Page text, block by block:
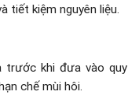
tiết kiệm nguyên liệu.
trước khi đưa vào quy
chế mùi hôi.